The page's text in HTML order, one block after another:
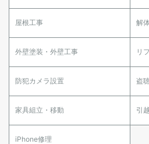
屋根工事 解
外壁塗装・外壁工事 リ
防犯カメラ設置 盗
家具組立・移動 引
iPhone修理